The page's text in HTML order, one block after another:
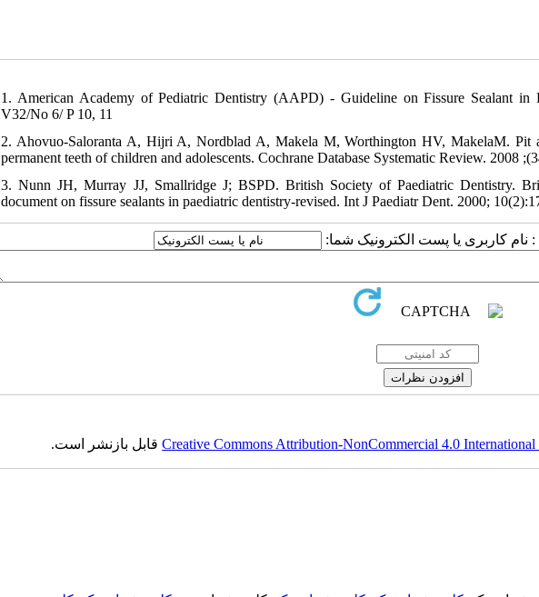
1. American Academy of Pediatric Dentistry (AAPD) - Guideline on Fissure Sealant in
V32/No 6/ P 10, 11
2. Ahovuo-Saloranta A, Hijri A, Nordblad A, Makela M, Worthington HV, MakelaM. Pit
permanent teeth of children and adolescents. Cochrane Database Systematic Review. 2008
3. Nunn JH, Murray JJ, Smallridge J; BSPD. British Society of Paediatric Dentistry.
document on fissure sealants in paediatric dentistry-revised. Int J Paediatr Dent. 2000;
: نام کاربری یا پست الکترونیک شما:
Creative Commons Attribution-NonCommercial 4.0 Internationalقابل بازنشر است.